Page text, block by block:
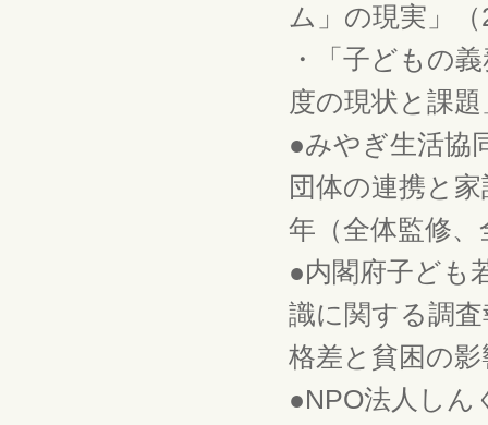
ム」の現実」
・「子どもの
度の現状と課
●みやぎ生活協
団体の連携と
年（全体監修、
●内閣府子ども
識に関する調
格差と貧困の
●NPO法人しん